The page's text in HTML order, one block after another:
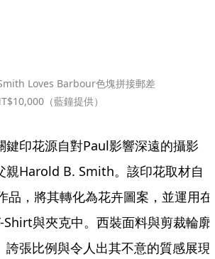
Loves Barbour色塊拼接郵差
（藍鐘提供）
鍵印花源自對Paul影響深遠的攝影
親Harold B. Smith。該印花取材自
品，將其轉化為花卉圖案，並運用在
Shirt與夾克中。西裝面料與剪裁輪廓
誇張比例與令人出其不意的質感展現